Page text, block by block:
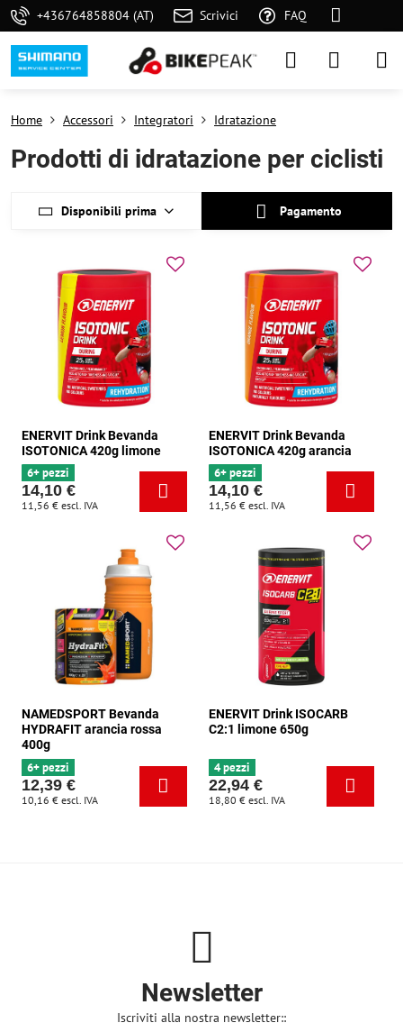
+436764858804 (AT) Scrivici FAQ
Home Accessori Integratori Idratazione
Prodotti di idratazione per ciclisti
Disponibili prima Pagamento
ENERVIT Drink Bevanda
ISOTONICA 420g limone
6+ pezzi
14,10 €
11,56 € escl. IVA
ENERVIT Drink Bevanda
ISOTONICA 420g arancia
6+ pezzi
14,10 €
11,56 € escl. IVA
NAMEDSPORT Bevanda
HYDRAFIT arancia rossa
400g
6+ pezzi
12,39 €
10,16 € escl. IVA
ENERVIT Drink ISOCARB
C2:1 limone 650g
4 pezzi
22,94 €
18,80 € escl. IVA
Newsletter
Iscriviti alla nostra newsletter::